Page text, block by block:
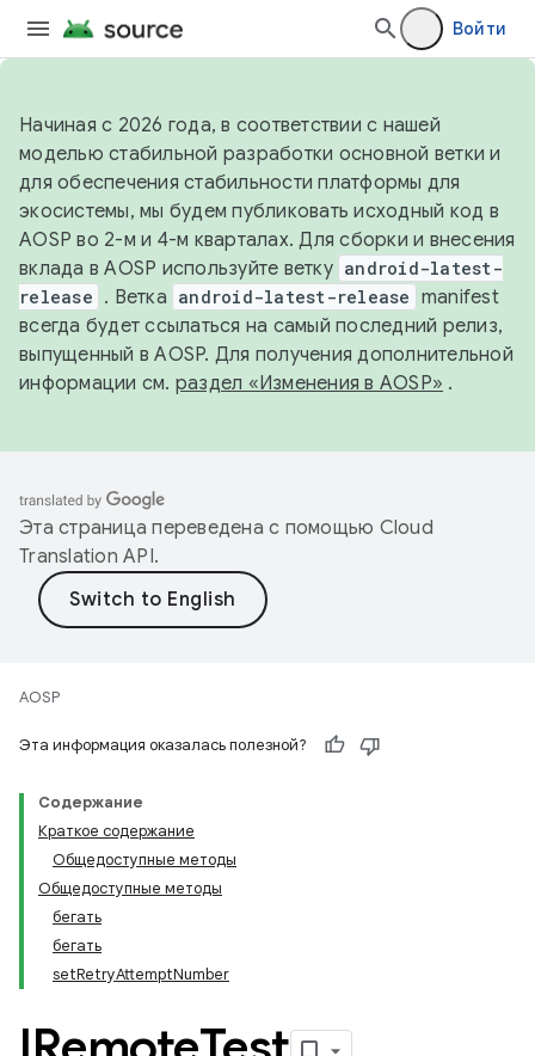
Войти
Начиная с 2026 года, в соответствии с нашей
моделью стабильной разработки основной ветки и
для обеспечения стабильности платформы для
экосистемы, мы будем публиковать исходный код в
AOSP во 2-м и 4-м кварталах. Для сборки и внесения
вклада в AOSP используйте ветку android-latest-
release . Ветка android-latest-release manifest
всегда будет ссылаться на самый последний релиз,
выпущенный в AOSP. Для получения дополнительной
информации см. раздел «Изменения в AOSP» .
Эта страница переведена с помощью Cloud
Translation API.
AOSP
Эта информация оказалась полезной?
Содержание
Краткое содержание
Общедоступные методы
Общедоступные методы
бегать
бегать
setRetryAttemptNumber